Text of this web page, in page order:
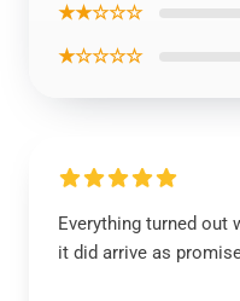
★★☆☆☆
★☆☆☆☆
Everything turned out
it did arrive as